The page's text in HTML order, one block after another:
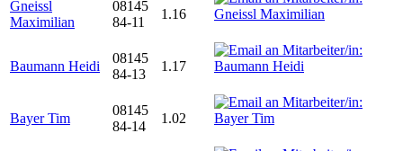
Gneissl
Maximilian
08145
84-11
1.16
Baumann Heidi
08145
84-13
1.17
Bayer Tim
08145
84-14
1.02